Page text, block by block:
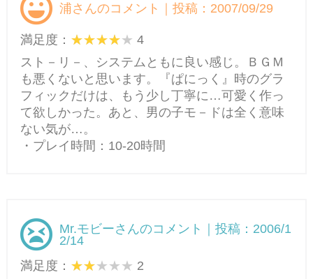
浦さんのコメント｜投稿：2007/09/29
満足度：
4
スト－リ－、システムともに良い感じ。ＢＧＭ
も悪くないと思います。『ぱにっく』時のグラ
フィックだけは、もう少し丁寧に…可愛く作っ
て欲しかった。あと、男の子モ－ドは全く意味
ない気が…。
・プレイ時間：10-20時間
Mr.モビーさんのコメント｜投稿：2006/1
2/14
満足度：
2